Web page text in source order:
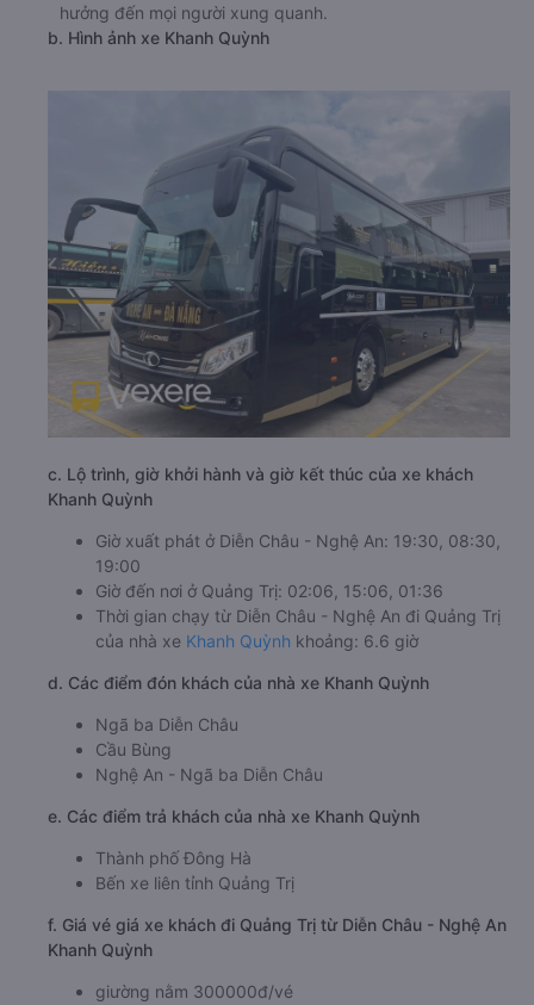
hưởng đến mọi người xung quanh.
b. Hình ảnh xe Khanh Quỳnh
c. Lộ trình, giờ khởi hành và giờ kết thúc của xe khách
Khanh Quỳnh
Giờ xuất phát ở Diễn Châu - Nghệ An: 19:30, 08:30,
19:00
Giờ đến nơi ở Quảng Trị: 02:06, 15:06, 01:36
Thời gian chạy từ Diễn Châu - Nghệ An đi Quảng Trị
của nhà xe Khanh Quỳnh khoảng: 6.6 giờ
d. Các điểm đón khách của nhà xe Khanh Quỳnh
Ngã ba Diễn Châu
Cầu Bùng
Nghệ An - Ngã ba Diễn Châu
e. Các điểm trả khách của nhà xe Khanh Quỳnh
Thành phố Đông Hà
Bến xe liên tỉnh Quảng Trị
f. Giá vé giá xe khách đi Quảng Trị từ Diễn Châu - Nghệ An
Khanh Quỳnh
giường nằm 300000đ/vé